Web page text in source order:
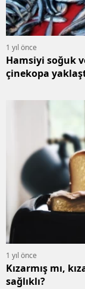
1 yıl önce
Hamsiyi soğuk
çinekopa
1 yıl önce
Kızarmış mı,
sağlıklı?